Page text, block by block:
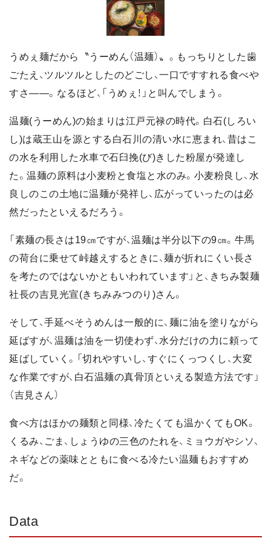
うめぇ麺だから〝うーめん（温麺）〟。もっちりとした歯
ごたえ、ツルツルとしたのどごし、一口ですすれる食べや
すさ――。なるほど、「うめぇ！」と叫んでしまう。
温麺(うーめん)の始まりは江戸元禄の時代。白石(しろい
し)は蔵王山を源とする白石川の清い水に恵まれ、昔はこ
の水を利用した水車で石臼挽(び)きした粉屋が発達し
た。温麺の原料は小麦粉と食塩と水のみ。小麦粉良し、水
良しのこの土地に温麺が発祥し、広がっていったのは必
然だったといえるだろう。
「素麺の長さは19㎝ですが、温麺は半分以下の9㎝。牛馬
の荷台に乗せて峠越えするときに、麺が折れにくい長さ
を考たのではないかともいわれています」と、きちみ製麺
社長の吉見光宣(きちみみつのり)さん。
そして、手延べそうめんは一般的に、麺に油を塗りながら
延ばすが、温麺は油を一切使わず、水分だけの力に頼って
延ばしていく。「切れやすいし、すぐにくっつくし、大変
な作業ですが、白石温麺の真骨頂といえる製造方法です」
（吉見さん）
食べ方はほかの麺類と同様、冷たくても温かくてもOK。
くるみ、ごま、しょうゆの三色のたれを、ミョウガやシソ、
ネギなどの薬味とともに食べる冷たい温麺もおすすめ
だ。
Data